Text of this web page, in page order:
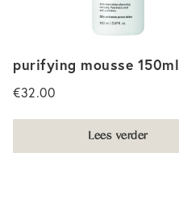
purifying mousse 150ml
€32.00
Lees verder